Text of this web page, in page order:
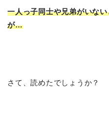
一人っ子同士や兄弟がいな
が…
さて、読めたでしょうか？